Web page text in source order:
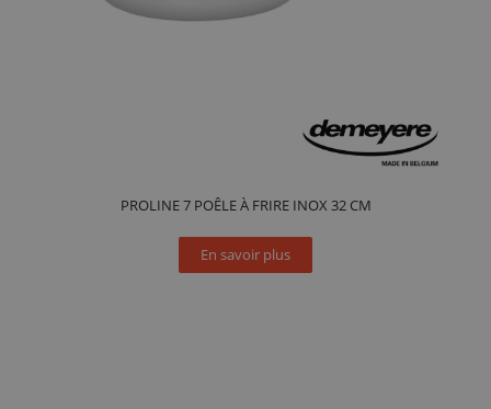
PROLINE 7 POÊLE À FRIRE INOX 32 CM
En savoir plus